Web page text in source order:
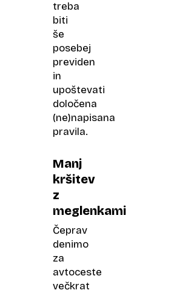
treba
biti
še
posebej
previden
in
upoštevati
določena
(ne)napisana
pravila.
Manj
kršitev
z
meglenkami
Čeprav
denimo
za
avtoceste
večkrat